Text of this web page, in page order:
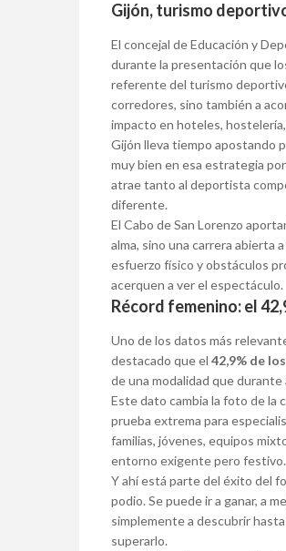
Gijón, turismo
El concejal de Educación y
durante la presentación que
referente del turismo
corredores, sino también a
impacto en hoteles,
Gijón lleva tiempo apostando
muy bien en esa estrategia
atrae tanto al deportista
diferente.
El Cabo de San Lorenzo
alma, sino una carrera abierta
esfuerzo físico y obstáculos
acerquen a ver el espectáculo.
Récord femenino: el
Uno de los datos más
destacado que el 42,9% de
de una modalidad que
Este dato cambia la foto de la
prueba extrema para
familias, jóvenes, equipos
entorno exigente pero festivo.
Y ahí está parte del éxito del
podio. Se puede ir a ganar, a
simplemente a descubrir
superarlo.